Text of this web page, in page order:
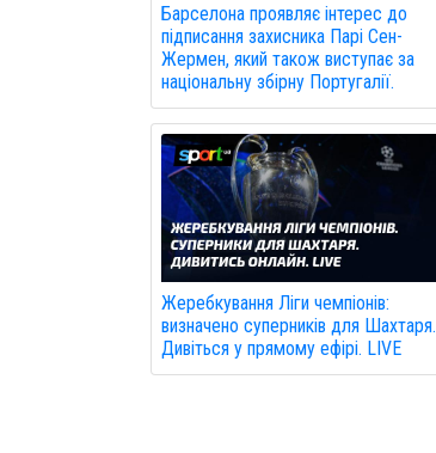
Барселона проявляє інтерес до
підписання захисника Парі Сен-
Жермен, який також виступає за
національну збірну Португалії.
Жеребкування Ліги чемпіонів:
визначено суперників для Шахтаря.
Дивіться у прямому ефірі. LIVE